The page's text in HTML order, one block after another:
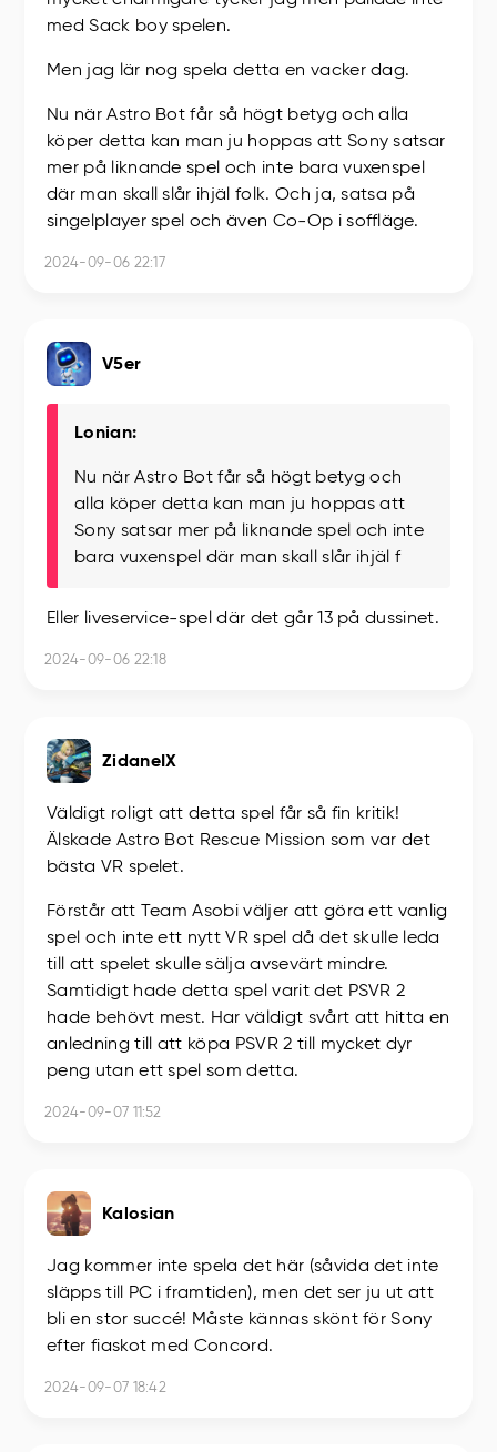
med Sack boy spelen.
Men jag lär nog spela detta en vacker dag.
Nu när Astro Bot får så högt betyg och alla
köper detta kan man ju hoppas att Sony satsar
mer på liknande spel och inte bara vuxenspel
där man skall slår ihjäl folk. Och ja, satsa på
singelplayer spel och även Co-Op i soffläge.
2024-09-06 22:17
V5er
Lonian:
Nu när Astro Bot får så högt betyg och
alla köper detta kan man ju hoppas att
Sony satsar mer på liknande spel och inte
bara vuxenspel där man skall slår ihjäl f
Eller liveservice-spel där det går 13 på dussinet.
2024-09-06 22:18
ZidaneIX
Väldigt roligt att detta spel får så fin kritik!
Älskade Astro Bot Rescue Mission som var det
bästa VR spelet.
Förstår att Team Asobi väljer att göra ett vanlig
spel och inte ett nytt VR spel då det skulle leda
till att spelet skulle sälja avsevärt mindre.
Samtidigt hade detta spel varit det PSVR 2
hade behövt mest. Har väldigt svårt att hitta en
anledning till att köpa PSVR 2 till mycket dyr
peng utan ett spel som detta.
2024-09-07 11:52
Kalosian
Jag kommer inte spela det här (såvida det inte
släpps till PC i framtiden), men det ser ju ut att
bli en stor succé! Måste kännas skönt för Sony
efter fiaskot med Concord.
2024-09-07 18:42